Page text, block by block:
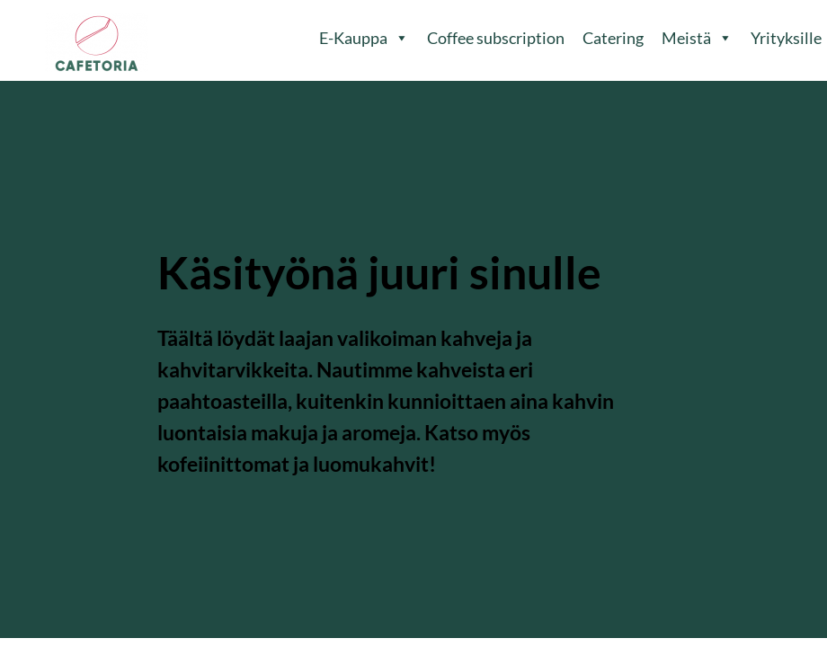
E-Kauppa Coffee subscription Catering Meistä Yrityksille
Käsityönä juuri sinulle
Täältä löydät laajan valikoiman kahveja ja
kahvitarvikkeita. Nautimme kahveista eri
paahtoasteilla, kuitenkin kunnioittaen aina kahvin
luontaisia makuja ja aromeja. Katso myös
kofeiinittomat ja luomukahvit!